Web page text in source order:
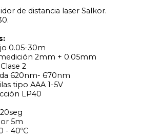
de distancia laser Salkor.
0.05-30m
2mm + 0.05mm
2
620nm- 670nm
tipo AAA 1-5V
LP40
5m
- 40ºC